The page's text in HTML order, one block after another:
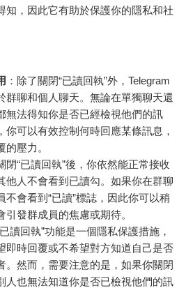
知，因此它有助於保護你的隱私和社
：除了關閉“已讀回執”外，Telegram
群聊和個人聊天。無論在單獨聊天還
無法得知你是否已經檢視他們的訊
你可以有效控制何時回應某條訊息，
壓力。
閉“已讀回執”後，你依然能正常接收
他人不會看到已讀勾。如果你在群聊
不會看到“已讀”標誌，因此你可以稍
發群成員的焦慮或期待。
已讀回執”功能是一個隱私保護措施，
即時回覆或不希望對方知道自己是否
。然而，需要注意的是，如果你關閉
人也無法知道你是否已檢視他們的訊